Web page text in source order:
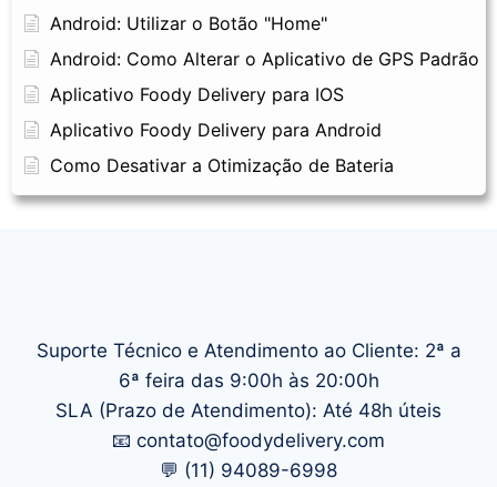
Android: Utilizar o Botão "Home"
Android: Como Alterar o Aplicativo de GPS Padrão
Aplicativo Foody Delivery para IOS
Aplicativo Foody Delivery para Android
Como Desativar a Otimização de Bateria
Suporte Técnico e Atendimento ao Cliente: 2ª a
6ª feira das 9:00h às 20:00h
SLA (Prazo de Atendimento): Até 48h úteis
📧 contato@foodydelivery.com
💬 (11) 94089-6998